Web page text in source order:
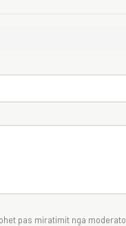
pas miratimit nga